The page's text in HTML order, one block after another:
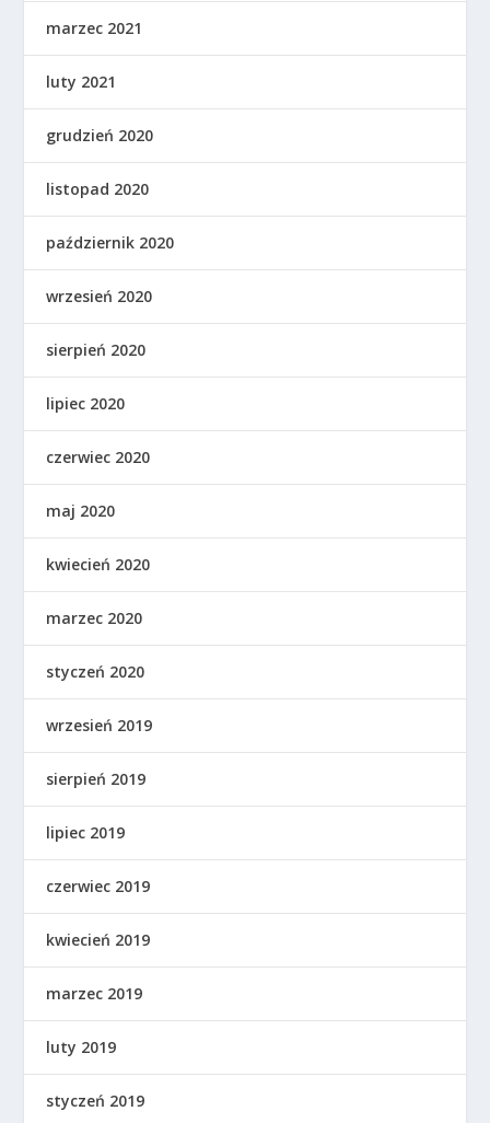
marzec 2021
luty 2021
grudzień 2020
listopad 2020
październik 2020
wrzesień 2020
sierpień 2020
lipiec 2020
czerwiec 2020
maj 2020
kwiecień 2020
marzec 2020
styczeń 2020
wrzesień 2019
sierpień 2019
lipiec 2019
czerwiec 2019
kwiecień 2019
marzec 2019
luty 2019
styczeń 2019